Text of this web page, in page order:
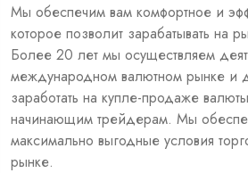
Мы обеспечим вам комфортное и
которое позволит зарабатывать на
Более 20 лет мы осуществляем
международном валютном рынке и
заработать на купле-продаже
начинающим трейдерам. Мы
максимально выгодные условия
рынке.